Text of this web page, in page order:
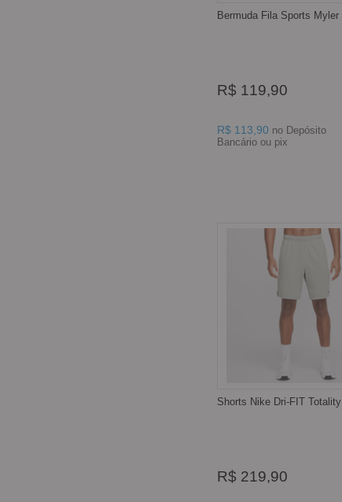
Bermuda Fila Sports Myler
R$ 119,90
R$ 113,90 no Depósito
Bancário ou pix
Shorts Nike Dri-FIT Totality
R$ 219,90